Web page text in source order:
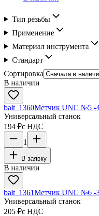
Тип резьбы
Применение
Материал инструмента
Стандарт
Сортировка
В наличии
balt_1360Метчик UNC №5 -
Универсальный станок
194 ₽с НДС
1
В заявку
В наличии
balt_1361Метчик UNC №6 -
Универсальный станок
205 ₽с НДС